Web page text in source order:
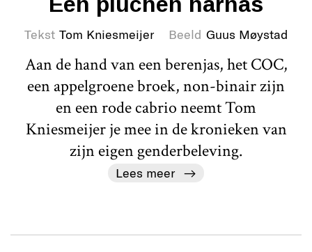
Tekst Tom Kniesmeijer Beeld Guus Møystad
Aan de hand van een berenjas, het COC,
een appelgroene broek, non-binair zijn
en een rode cabrio neemt Tom
Kniesmeijer je mee in de kronieken van
zijn eigen genderbeleving.
Lees meer